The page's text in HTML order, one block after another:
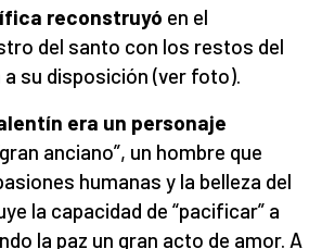
reconstruyó en el
del santo con los restos del
su disposición (ver foto).
era un personaje
anciano”, un hombre que
humanas y la belleza del
la capacidad de “pacificar” a
la paz un gran acto de amor. A